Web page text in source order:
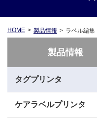
HOME 製品情報 ラベル編集
製品情報
タグプリンタ
ケアラベルプリンタ